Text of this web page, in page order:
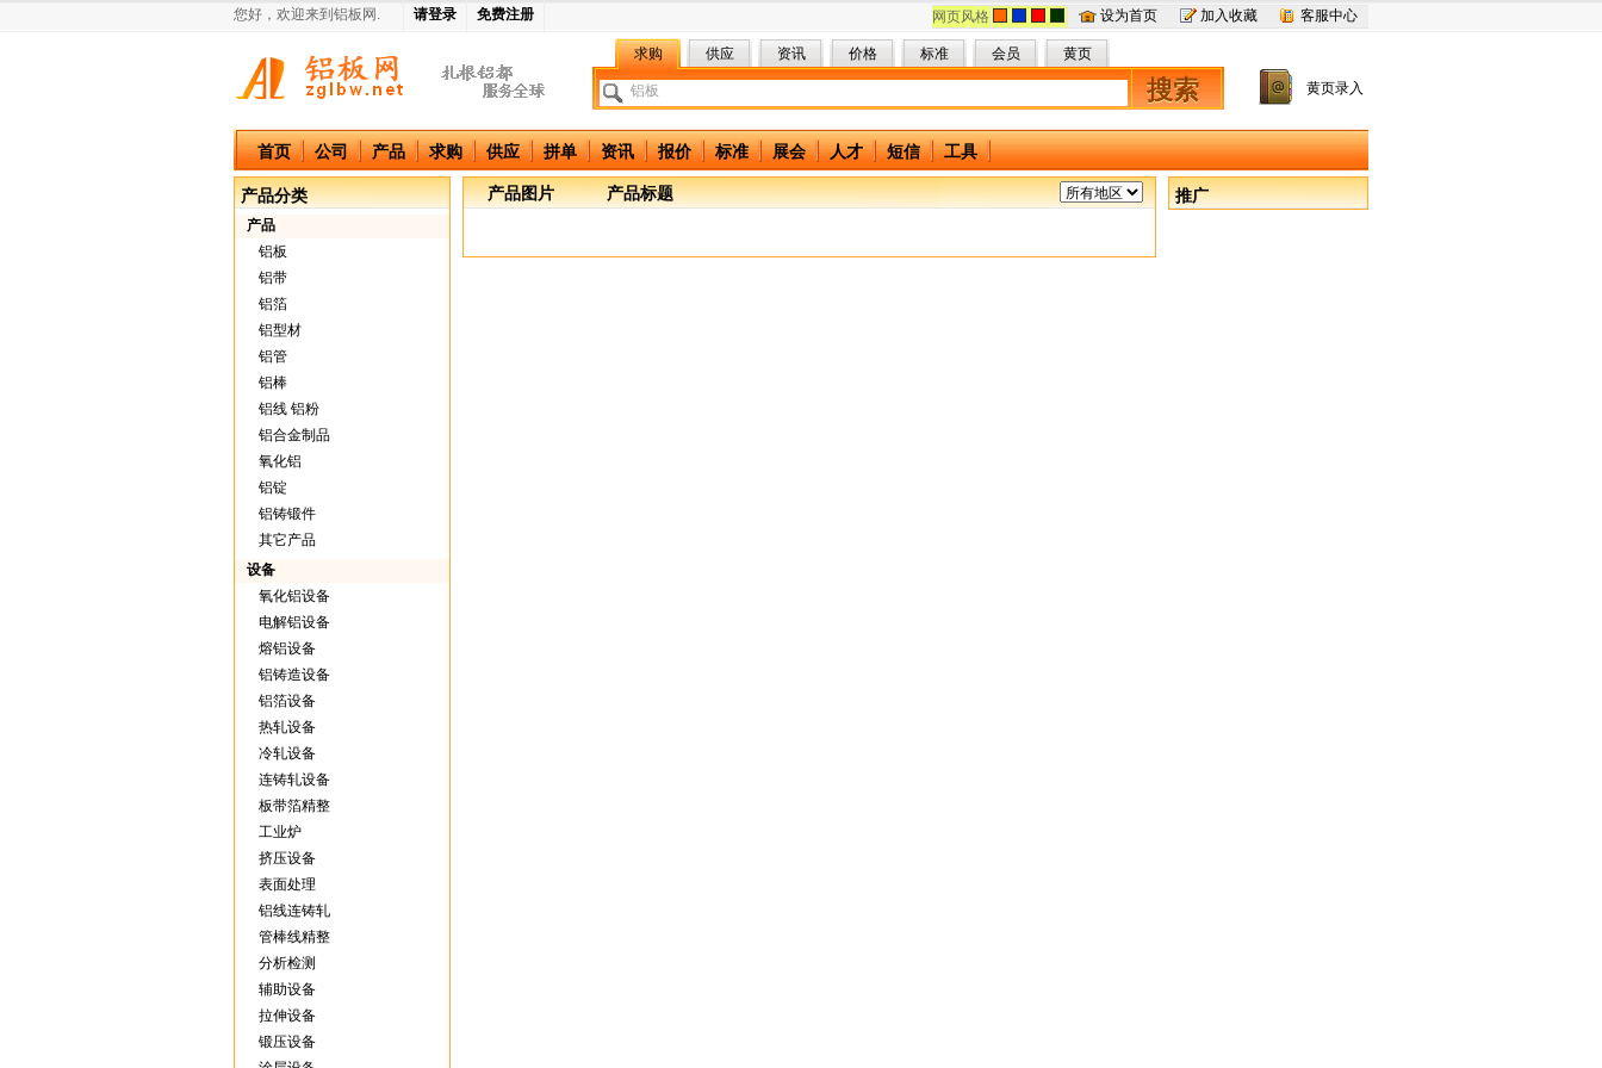
您好，欢迎来到铝板网. 请登录 免费注册 设为首页 加入收藏 客服中心
网页风格
中国铝板网
求购 供应 资讯 价格 标准 会员 黄页
搜索 黄页录入
首页 公司 产品 求购 供应 拼单 资讯 报价 标准 展会 人才 短信 工具
产品分类
产品
铝板
铝带
铝箔
铝型材
铝管
铝棒
铝线 铝粉
铝合金制品
氧化铝
铝锭
铝铸锻件
其它产品
设备
氧化铝设备
电解铝设备
熔铝设备
铝铸造设备
铝箔设备
热轧设备
冷轧设备
连铸轧设备
板带箔精整
工业炉
挤压设备
表面处理
铝线连铸轧
管棒线精整
分析检测
辅助设备
拉伸设备
锻压设备
产品图片 产品标题 推广